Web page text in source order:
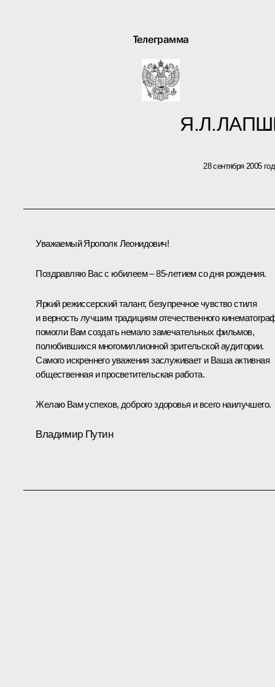
Телеграмма
28 сентября 2005
Уважаемый Ярополк Леонидович!
Поздравляю Вас с юбилеем – 85-летием со дня рождения.
Яркий режиссерский талант, безупречное чувство стиля
и верность лучшим традициям отечественного
помогли Вам создать немало замечательных фильмов,
полюбившихся многомиллионной зрительской аудитории.
Самого искреннего уважения заслуживает и Ваша активная
общественная и просветительская работа.
Желаю Вам успехов, доброго здоровья и всего наилучшего.
Владимир Путин